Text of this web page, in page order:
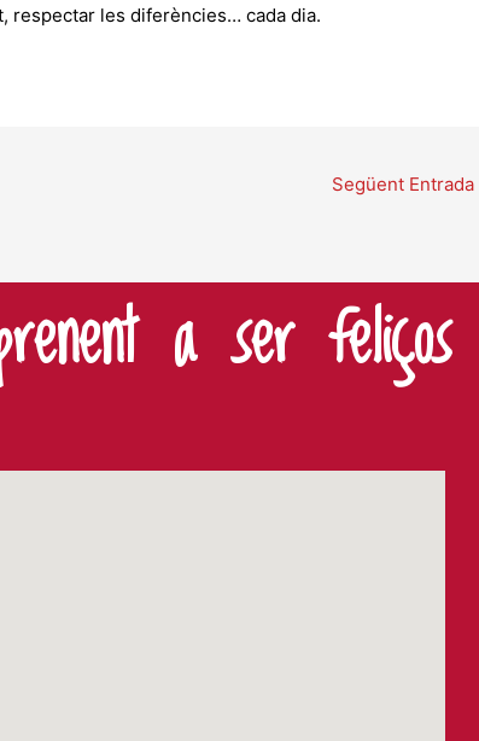
respectar les diferències… cada dia.
Següent Entrada
a ser feliços